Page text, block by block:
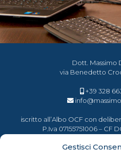
Gestisci
Dott. Massimo
via Benedetto
+39 328
iscritto all’Albo OCF con
P.Iva 07155751006 – CF